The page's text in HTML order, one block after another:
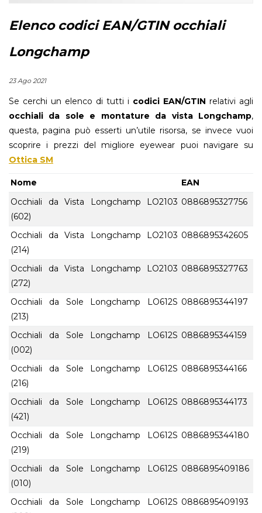
Elenco codici EAN/GTIN occhiali
Longchamp
23 Ago 2021
Se cerchi un elenco di tutti i codici EAN/GTIN relativi agli
occhiali da sole e montature da vista Longchamp,
questa, pagina può esserti un’utile risorsa, se invece vuoi
scoprire i prezzi del migliore eyewear puoi navigare su
Ottica SM
Nome
EAN
Occhiali da Vista Longchamp LO2103
(602)
0886895327756
Occhiali da Vista Longchamp LO2103
(214)
0886895342605
Occhiali da Vista Longchamp LO2103
(272)
0886895327763
Occhiali da Sole Longchamp LO612S
(213)
0886895344197
Occhiali da Sole Longchamp LO612S
(002)
0886895344159
Occhiali da Sole Longchamp LO612S
(216)
0886895344166
Occhiali da Sole Longchamp LO612S
(421)
0886895344173
Occhiali da Sole Longchamp LO612S
(219)
0886895344180
Occhiali da Sole Longchamp LO612S
(010)
0886895409186
Occhiali da Sole Longchamp LO612S 0886895409193